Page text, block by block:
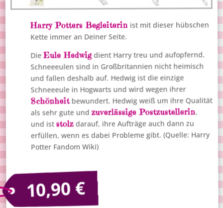
Harry Potters Begleiterin ist mit dieser hübschen
Kette immer an Deiner Seite.
DieEule Hedwigdient Harry treu und aufopfernd.
Schneeeulen sind in Großbritannien nicht heimisch
und fallen deshalb auf. Hedwig ist die einzige
Schneeeule in Hogwarts und wird wegen ihrer
Schönheitbewundert. Hedwig weiß um ihre Qualität
als sehr gute undzuverlässige Postzustellerin,
und iststolzdarauf, ihre Aufträge auch dann zu
erfüllen, wenn es dabei Probleme gibt. (Quelle: Harry
Potter Fandom Wiki)
10,90€